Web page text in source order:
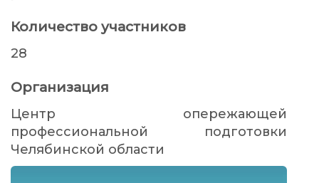
Количество участников
28
Организация
Центр опережающей
профессиональной подготовки
Челябинской области